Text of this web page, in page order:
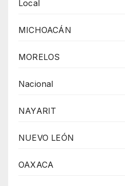
Local
MICHOACÁN
MORELOS
Nacional
NAYARIT
NUEVO LEÓN
OAXACA